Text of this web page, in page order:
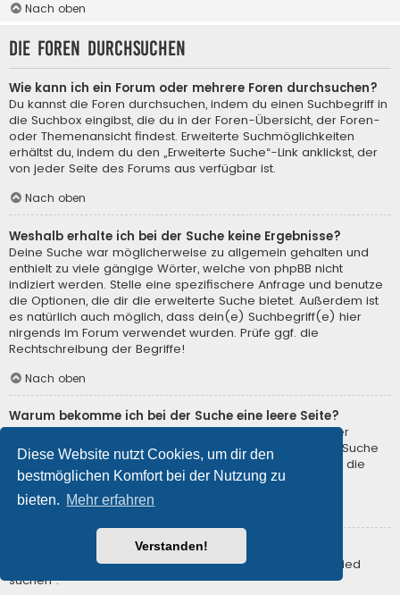
Diese Website nutzt Cookies, um dir den
bestmöglichen Komfort bei der Nutzung zu
bieten. Mehr erfahren
Verstanden!
Nach oben
Die Foren durchsuchen
Wie kann ich ein Forum oder mehrere Foren durchsuchen?
Du kannst die Foren durchsuchen, indem du einen Suchbegriff in
die Suchbox eingibst, die du in der Foren-Übersicht, der Foren-
oder Themenansicht findest. Erweiterte Suchmöglichkeiten
erhältst du, indem du den „Erweiterte Suche“-Link anklickst, der
von jeder Seite des Forums aus verfügbar ist.
Nach oben
Weshalb erhalte ich bei der Suche keine Ergebnisse?
Deine Suche war möglicherweise zu allgemein gehalten und
enthielt zu viele gängige Wörter, welche von phpBB nicht
indiziert werden. Stelle eine spezifischere Anfrage und benutze
die Optionen, die dir die erweiterte Suche bietet. Außerdem ist
es natürlich auch möglich, dass dein(e) Suchbegriff(e) hier
nirgends im Forum verwendet wurden. Prüfe ggf. die
Rechtschreibung der Begriffe!
Nach oben
Warum bekomme ich bei der Suche eine leere Seite?
Deine Suche lieferte zu viele Ergebnisse, somit konnte der
Webserver sie nicht verarbeiten. Benutze die erweiterte Suche
und gib spezifischere Suchbegriffe ein oder beschränke die
Suche auf verschiedene Unterforen.
Nach oben
Wie kann ich nach Mitgliedern suchen?
Gehe zur Mitgliederliste und klicke auf „Nach einem Mitglied
suchen“.